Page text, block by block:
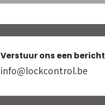
Verstuur ons een bericht
info@lockcontrol.be